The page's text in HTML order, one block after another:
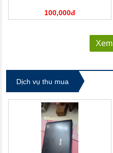
100,000đ
Dịch vụ thu mua